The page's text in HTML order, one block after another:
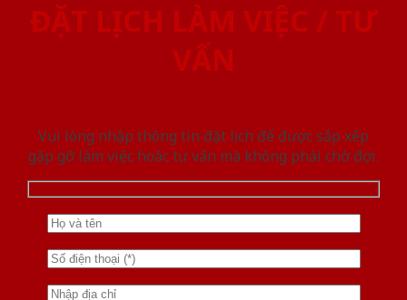
ĐẶT LỊCH LÀM VIỆC / TƯ
VẤN
Vui lòng nhập thông tin đặt lịch để được sắp xếp
gặp gỡ làm việc hoăc tư vấn mà không phải chờ đợi.